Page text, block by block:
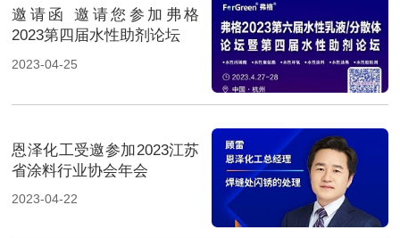
邀请函 邀请您参加弗格
2023第四届水性助剂论坛
2023-04-25
恩泽化工受邀参加2023江苏
省涂料行业协会年会
2023-04-22